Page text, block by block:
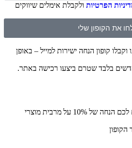
הפרטיות ולקבלת אימלים שיווקים
את הקופון שלי
קופון הנחה ישירות למייל – באופן
בלבד שטרם ביצעו רכישה באתר.
, מקנים לכם הנחה של 10% על מרבית מוצרי
הקופון